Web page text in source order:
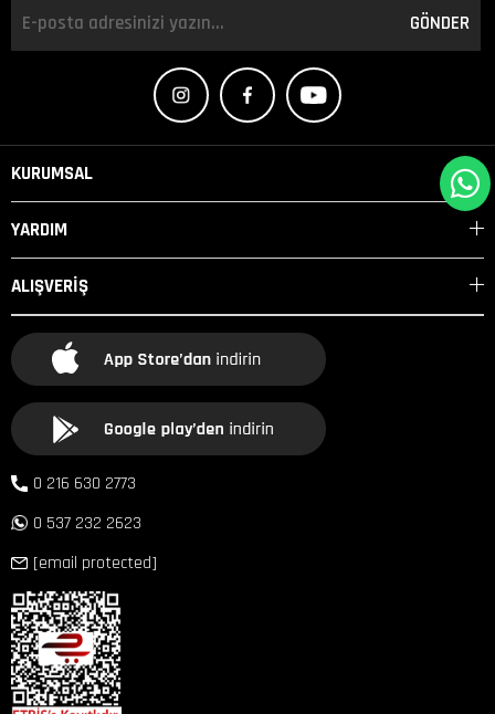
GÖNDER
KURUMSAL
YARDIM
ALIŞVERİŞ
0 216 630 2773
0 537 232 2623
[email protected]